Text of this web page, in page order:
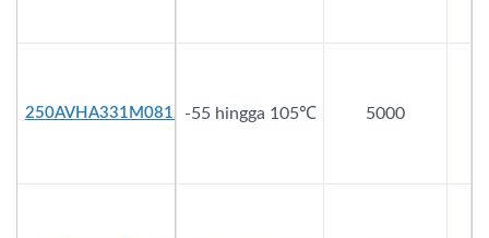
-55 hingga 105℃ 5000
250AVHA331M0812